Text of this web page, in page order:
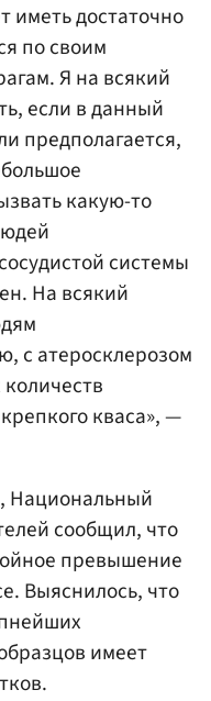
иметь достаточно
по своим
Я на всякий
если в данный
предполагается,
какую-то
системы
На всякий
с атеросклерозом
кваса», —
Национальный
сообщил, что
превышение
Выяснилось, что
имеет